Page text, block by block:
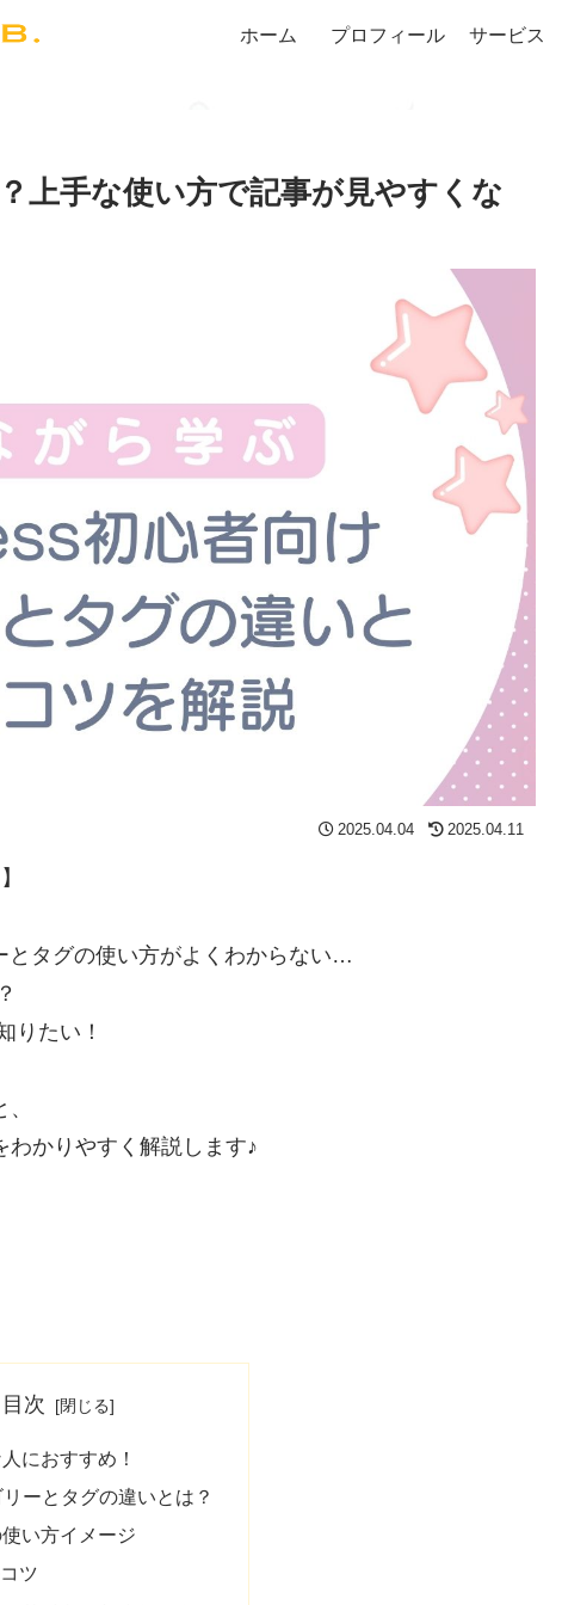
ホーム プロフィール サービス
上手な使い方で記事が見やすくな
2025.04.04 2025.04.11
とタグの使い方がよくわからない…
りたい！
かりやすく解説します♪
目次
におすすめ！
ーとタグの違いとは？
い方イメージ
ツ